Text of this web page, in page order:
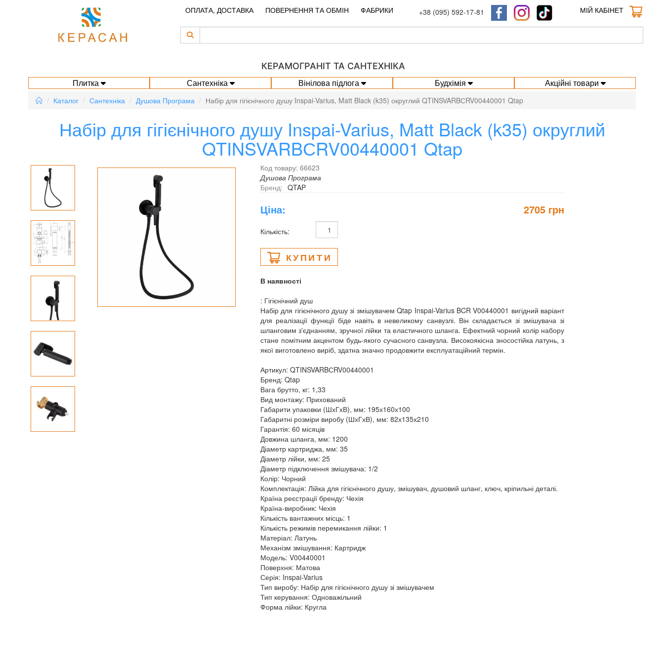
ОПЛАТА, ДОСТАВКА ПОВЕРНЕННЯ ТА ОБМІН ФАБРИКИ +38 (095) 592-17-81 МІЙ КАБІНЕТ
КЕРАМОГРАНІТ ТА САНТЕХНІКА
Плитка Сантехніка Вінілова підлога Будхімія Акційні товари
Каталог Сантехніка Душова Програма Набір для гігієнічного душу Inspai-Varius, Matt Black (k35) округлий QTINSVARBСRV00440001 Qtap
Набір для гігієнічного душу Inspai-Varius, Matt Black (k35) округлий
QTINSVARBСRV00440001 Qtap
Код товару: 66623
Душова Програма
Бренд: QTAP
Ціна: 2705 грн
Кількість:
КУПИТИ
В наявності
: Гігієнічний душ
Набір для гігієнічного душу зі змішувачем Qtap Inspai-Varius BCR V00440001 вигідний варіант
для реалізації функції біде навіть в невеликому санвузлі. Він складається зі змішувача зі
шланговим з'єднанням, зручної лійки та еластичного шланга. Ефектний чорний колір набору
стане помітним акцентом будь-якого сучасного санвузла. Високоякісна зносостійка латунь, з
якої виготовлено виріб, здатна значно продовжити експлуатаційний термін.
Артикул: QTINSVARBСRV00440001
Бренд: Qtap
Вага брутто, кг: 1,33
Вид монтажу: Прихований
Габарити упаковки (ШхГхВ), мм: 195х160х100
Габаритні розміри виробу (ШхГхВ), мм: 82х135х210
Гарантія: 60 місяців
Довжина шланга, мм: 1200
Діаметр картриджа, мм: 35
Діаметр лійки, мм: 25
Діаметр підключення змішувача: 1/2
Колір: Чорний
Комплектація: Лійка для гігієнічного душу, змішувач, душовий шланг, ключ, кріпильні деталі.
Країна реєстрації бренду: Чехія
Країна-виробник: Чехія
Кількість вантажних місць: 1
Кількість режимів перемикання лійки: 1
Матеріал: Латунь
Механізм змішування: Картридж
Модель: V00440001
Поверхня: Матова
Серія: Inspai-Varius
Тип виробу: Набір для гігієнічного душу зі змішувачем
Тип керування: Одноважільний
Форма лійки: Кругла